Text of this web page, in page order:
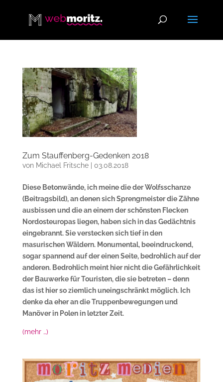
Zum Stauffenberg-Gedenken 2018
von Michael Fritsche| 03.08.2018
Diese Betonwände, ich meine die der Wolfsschanze
(Beitragsbild), an denen sich Sprengmeister die Zähne
ausbissen und die an einem der schönsten Flecken
Nordosteuropas liegen, haben sich in das Gedächtnis
eingebrannt. Sie verstecken sich tief in den
masurischen Wäldern. Monumental, beeindruckend,
sogar spannend auf der einen Seite, bedrohlich auf der
anderen. Bedrohlich meint hier nicht die Gefährlichkeit
der Bauwerke für Touristen, die sie betreten – denn
das ist hier so ziemlich uneingschränkt möglich. Ich
denke da eher an die Truppenbewegungen und
Manöver in Polen in letzter Zeit.
(mehr …)